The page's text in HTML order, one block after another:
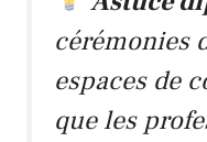
cérémonies
espaces de
que les